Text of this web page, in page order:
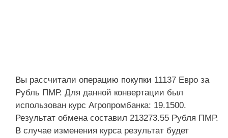
Вы рассчитали операцию покупки 11137 Евро за
Рубль ПМР. Для данной конвертации был
использован курс Агропромбанка: 19.1500.
Результат обмена составил 213273.55 Рубля ПМР.
В случае изменения курса результат будет